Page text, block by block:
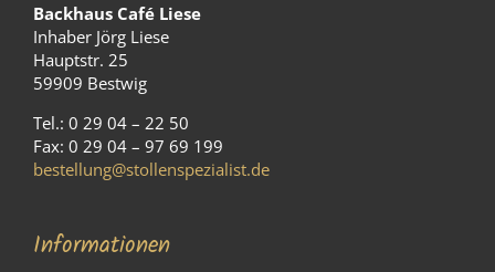
Backhaus Café Liese
Inhaber Jörg Liese
Hauptstr. 25
59909 Bestwig
Tel.: 0 29 04 – 22 50
Fax: 0 29 04 – 97 69 199
bestellung@stollenspezialist.de
Informationen